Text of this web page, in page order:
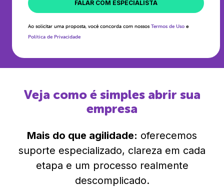
FALAR COM ESPECIALISTA
Ao solicitar uma proposta, você concorda com nossos Termos de Uso e
Política de Privacidade
Veja como é simples abrir sua
empresa
Mais do que agilidade: oferecemos
suporte especializado, clareza em cada
etapa e um processo realmente
descomplicado.